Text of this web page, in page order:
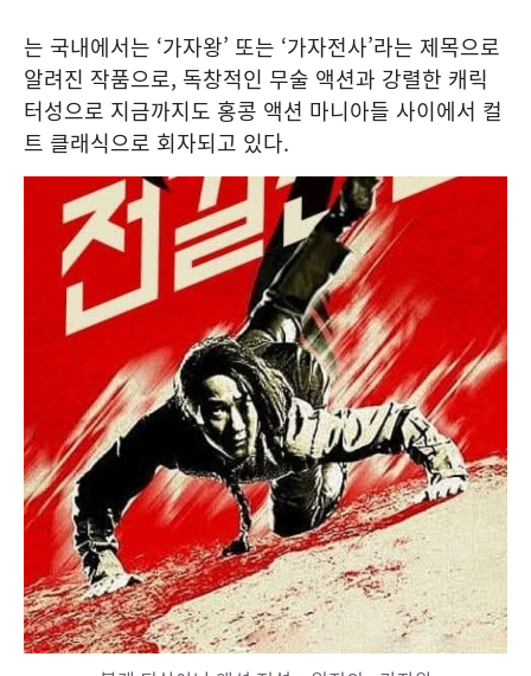
는 국내에서는 ‘가자왕’ 또는 ‘가자전사’라는 제목으로
알려진 작품으로, 독창적인 무술 액션과 강렬한 캐릭
터성으로 지금까지도 홍콩 액션 마니아들 사이에서 컬
트 클래식으로 회자되고 있다.